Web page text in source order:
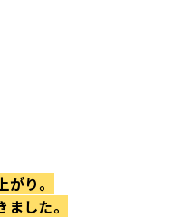
り。
した。